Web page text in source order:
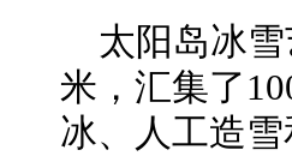
太阳岛冰
米，汇集了
冰、人工造